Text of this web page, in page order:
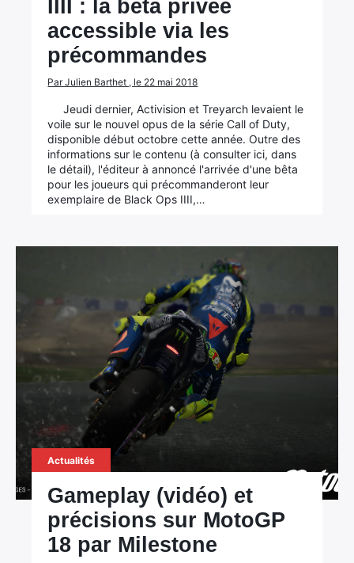
IIII : la bêta privée
accessible via les
précommandes
Par Julien Barthet , le 22 mai 2018
Jeudi dernier, Activision et Treyarch levaient le
voile sur le nouvel opus de la série Call of Duty,
disponible début octobre cette année. Outre des
informations sur le contenu (à consulter ici, dans
le détail), l'éditeur à annoncé l'arrivée d'une bêta
pour les joueurs qui précommanderont leur
exemplaire de Black Ops IIII,…
Actualités
Gameplay (vidéo) et
précisions sur MotoGP
18 par Milestone